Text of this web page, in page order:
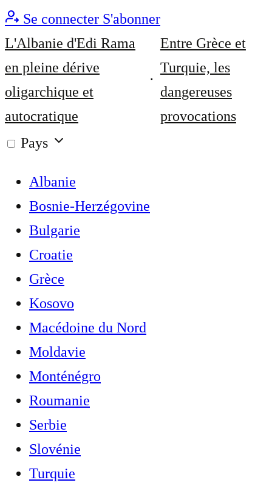
Se connecter S'abonner
L'Albanie d'Edi Rama
en pleine dérive
oligarchique et
autocratique
Entre Grèce et
Turquie, les
dangereuses
provocations
Pays
Albanie
Bosnie-Herzégovine
Bulgarie
Croatie
Grèce
Kosovo
Macédoine du Nord
Moldavie
Monténégro
Roumanie
Serbie
Slovénie
Turquie